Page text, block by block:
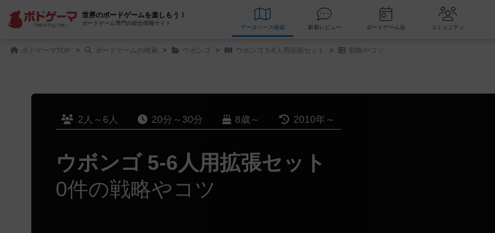
世界のボードゲームを楽しもう！
ボードゲーム専門の総合情報サイト
データベース 検索 新着レビュー ボードゲーム会 コミ
ボドゲーマTOP ボードゲームの検索 ウボンゴ ウボンゴ 5-6人用拡張セット 戦略やコツ
2人～6人 20分～30分 8歳～ 2010年～
ウボンゴ 5-6人用拡張セット
0件の戦略やコツ